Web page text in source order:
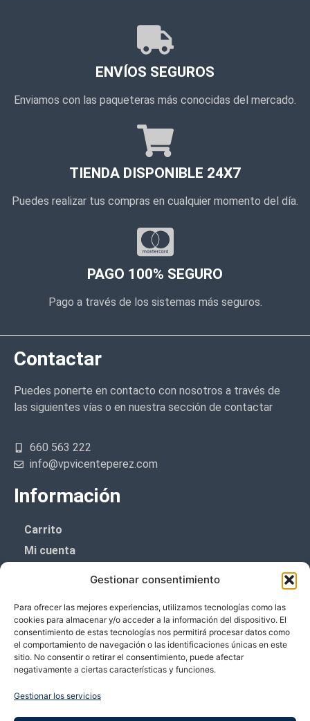
Gestionar consentimiento
Para ofrecer las mejores experiencias, utilizamos tecnologías como las
cookies para almacenar y/o acceder a la información del dispositivo. El
consentimiento de estas tecnologías nos permitirá procesar datos como
el comportamiento de navegación o las identificaciones únicas en este
sitio. No consentir o retirar el consentimiento, puede afectar
negativamente a ciertas características y funciones.
Gestionar los servicios
ENVÍOS SEGUROS
Enviamos con las paqueteras más conocidas del mercado.
TIENDA DISPONIBLE 24X7
Puedes realizar tus compras en cualquier momento del día.
PAGO 100% SEGURO
Pago a través de los sistemas más seguros.
Contactar
Puedes ponerte en contacto con nosotros a través de
las siguientes vías o en nuestra sección de contactar
660 563 222
info@vpvicenteperez.com
Información
Carrito
Mi cuenta
Política de cookies (UE)
Boletín de noticias
¡¡Suscríbete y prometemos no dar mucho el
Te enviaremos sólo cosas importantes.